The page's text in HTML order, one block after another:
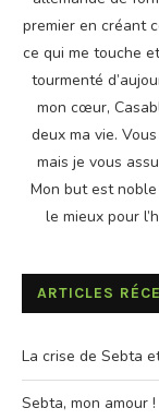
premier en créant
ce qui me touche
tourmenté
mon cœur,
deux ma vie.
mais je vous
Mon but est
le mieux pour
ARTICLES
La crise de Sebta
Sebta, mon amour !